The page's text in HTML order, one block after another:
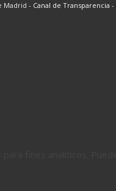
Madrid - Canal de Transparencia -